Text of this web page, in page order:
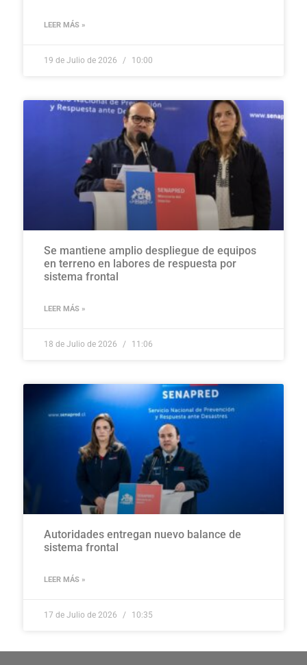
LEER MÁS »
19 de Julio de 2026 10:00
Se mantiene amplio despliegue de equipos
en terreno en labores de respuesta por
sistema frontal
LEER MÁS »
18 de Julio de 2026 11:06
Autoridades entregan nuevo balance de
sistema frontal
LEER MÁS »
17 de Julio de 2026 10:35